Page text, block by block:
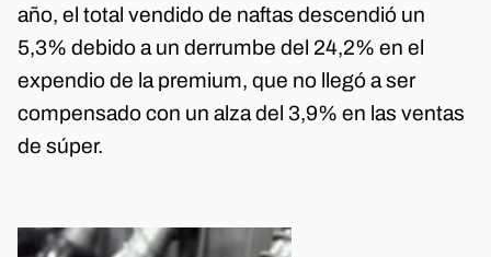
año, el total vendido de naftas descendió un
5,3% debido a un derrumbe del 24,2% en el
expendio de la premium, que no llegó a ser
compensado con un alza del 3,9% en las ventas
de súper.